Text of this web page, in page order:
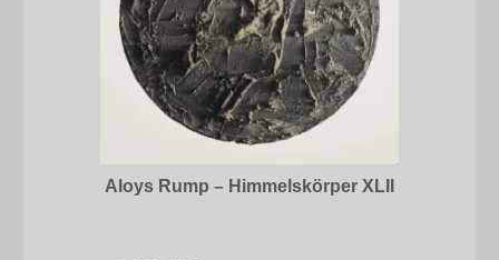
Aloys Rump – Himmelskörper XLII